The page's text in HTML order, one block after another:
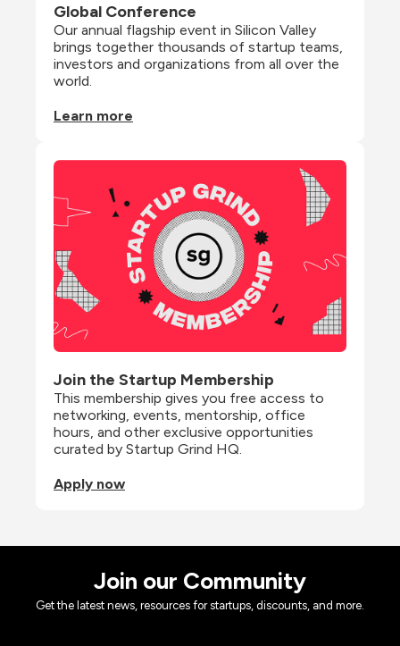
Global Conference
Our annual flagship event in Silicon Valley
brings together thousands of startup teams,
investors and organizations from all over the
world.
Learn more
Join the Startup Membership
This membership gives you free access to
networking, events, mentorship, office
hours, and other exclusive opportunities
curated by Startup Grind HQ.
Apply now
Join our Community
Get the latest news, resources for startups, discounts, and more.